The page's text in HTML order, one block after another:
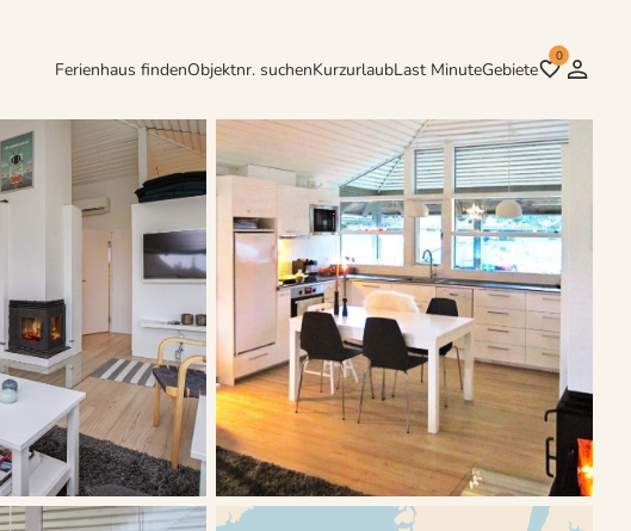
Ferienhaus findenObjektnr. suchenKurzurlaubLast MinuteGebiete
0